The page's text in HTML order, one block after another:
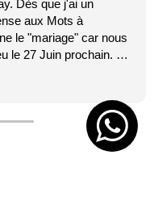
Dès que j'ai un
aux Mots à
le "mariage" car nous
le 27 Juin prochain. Je